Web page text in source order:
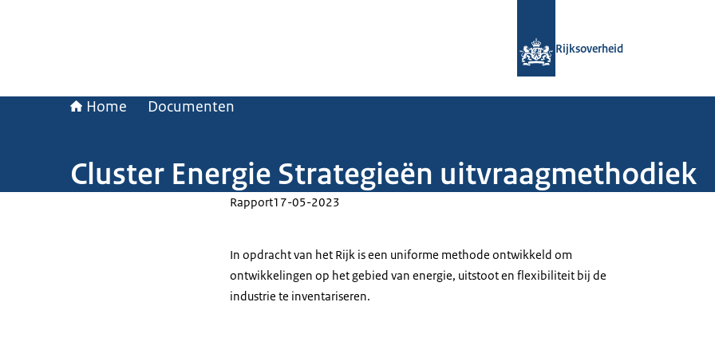
Rijksoverheid
Home Documenten
Cluster Energie Strategieën uitvraagmethodiek
Rapport17-05-2023
In opdracht van het Rijk is een uniforme methode ontwikkeld om
ontwikkelingen op het gebied van energie, uitstoot en flexibiliteit bij de
industrie te inventariseren.